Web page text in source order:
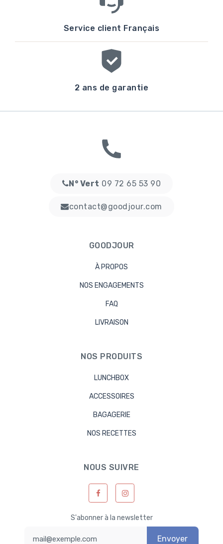
Service client Français
2 ans de garantie
N° Vert 09 72 65 53 90
contact@goodjour.com
GOODJOUR
À PROPOS
NOS ENGAGEMENTS
FAQ
LIVRAISON
NOS PRODUITS
LUNCHBOX
ACCESSOIRES
BAGAGERIE
NOS RECETTES
NOUS SUIVRE
S'abonner à la newsletter
Envoyer